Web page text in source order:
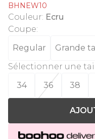
BHNEW10
Couleur: Ecru
Coupe:
Regular
Grande
Sélectionner une
34
36 38